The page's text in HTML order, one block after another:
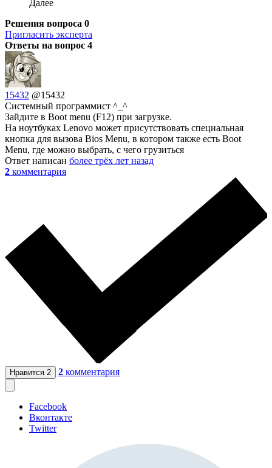
Далее
Решения вопроса 0
Пригласить эксперта
Ответы на вопрос 4
15432 @15432
Системный программист ^_^
Зайдите в Boot menu (F12) при загрузке.
На ноутбуках Lenovo может присутствовать специальная
кнопка для вызова Bios Menu, в котором также есть Boot
Menu, где можно выбрать, с чего грузиться
Ответ написан более трёх лет назад
2 комментария
Нравится 2 2 комментария
Facebook
Вконтакте
Twitter